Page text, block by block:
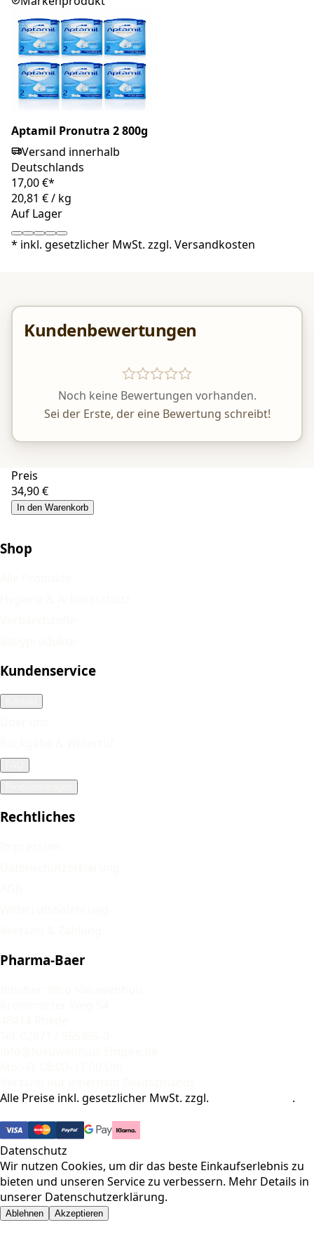
Aptamil Pronutra 2 800g
Versand innerhalb
Deutschlands
17,00 €*
20,81 €/ kg
Auf Lager
* inkl. gesetzlicher MwSt. zzgl. Versandkosten
Kundenbewertungen
Noch keine Bewertungen vorhanden.
Sei der Erste, der eine Bewertung schreibt!
Preis
34,90 €
In den Warenkorb
Shop
Kundenservice
Rechtliches
Pharma-Baer
Alle Preise inkl. gesetzlicher MwSt. zzgl.
.
Datenschutz
Wir nutzen Cookies, um dir das beste Einkaufserlebnis zu
bieten und unseren Service zu verbessern. Mehr Details in
unserer Datenschutzerklärung.
Ablehnen Akzeptieren